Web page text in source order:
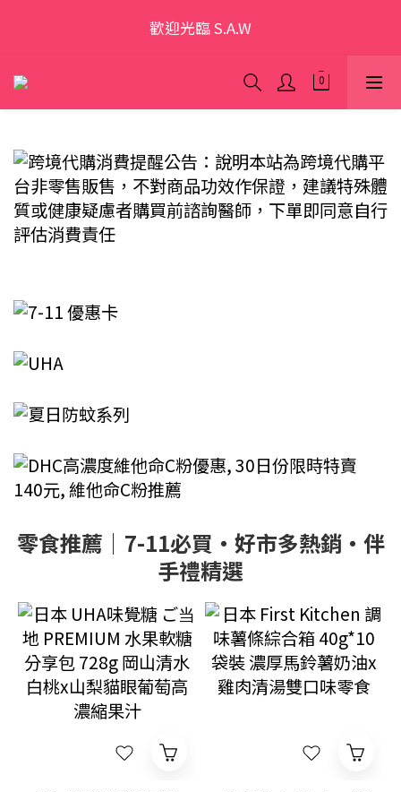
歡迎光臨 S.A.W
歡迎光臨 S.A.W
加入會員領優惠券(香港地區除外)
品範圍」，商品僅限顧客個人使用
歡迎光臨 S.A.W
零食推薦｜7-11必買・好市多熱銷・伴
手禮精選